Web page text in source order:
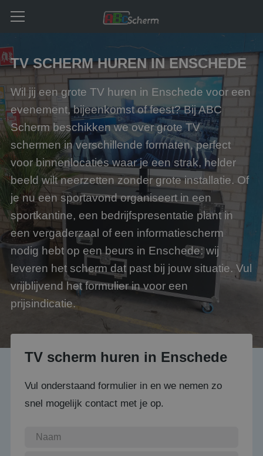
TV SCHERM HUREN IN ENSCHEDE
Wil jij een grote TV huren in Enschede voor een
evenement, bijeenkomst of feest? Bij ABC
Scherm beschikken we over grote TV
schermen in verschillende formaten, perfect
voor binnenlocaties waar je een strak, helder
beeld wilt neerzetten zonder grote installatie. Of
je nu een sportavond organiseert in een
sportkantine, een bedrijfspresentatie plant in
een vergaderzaal of een informatiescherm
nodig hebt op een beurs in Enschede: wij
leveren het scherm dat past bij jouw situatie. Vul
vrijblijvend het formulier in voor een
prijsindicatie.
TV scherm huren in Enschede
Vul onderstaand formulier in en we nemen zo
snel mogelijk contact met je op.